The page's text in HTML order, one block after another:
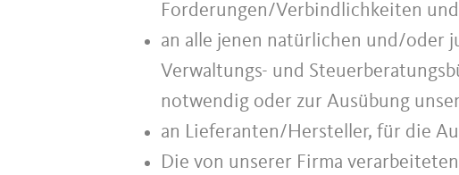
Forderungen/Verbindlichkeiten
an alle jenen natürlichen und/oder
Verwaltungs- und
notwendig oder zur Ausübung
an Lieferanten/Hersteller, für die
Die von unserer Firma